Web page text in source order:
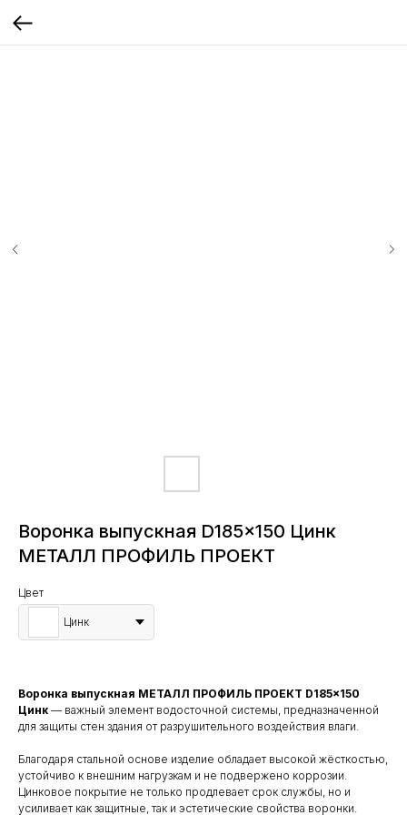
Воронка выпускная D185×150 Цинк
МЕТАЛЛ ПРОФИЛЬ ПРОЕКТ
Цвет
Цинк
Воронка выпускная МЕТАЛЛ ПРОФИЛЬ ПРОЕКТ D185×150
Цинк — важный элемент водосточной системы, предназначенной
для защиты стен здания от разрушительного воздействия влаги.
Благодаря стальной основе изделие обладает высокой жёсткостью,
устойчиво к внешним нагрузкам и не подвержено коррозии.
Цинковое покрытие не только продлевает срок службы, но и
усиливает как защитные, так и эстетические свойства воронки.